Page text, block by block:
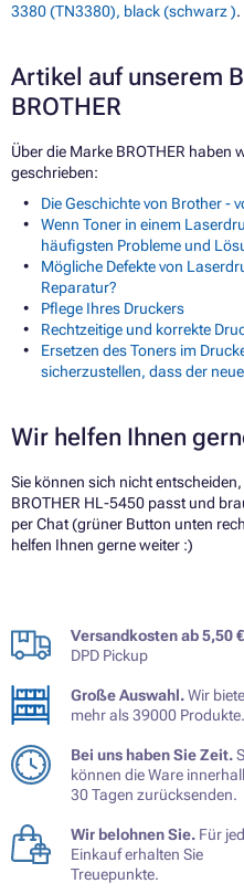
3380 (TN3380), black (schwarz ).
Artikel auf unserem
BROTHER
Über die Marke BROTHER haben
geschrieben:
Die Geschichte von Brother -
Wenn Toner in einem
häufigsten Probleme und
Mögliche Defekte von
Reparatur?
Pflege Ihres Druckers
Rechtzeitige und korrekte
Ersetzen des Toners im
sicherzustellen, dass der
Wir helfen Ihnen
Sie können sich nicht
BROTHER HL-5450 passt und
per Chat (grüner Button unten
helfen Ihnen gerne weiter :)
Versandkosten ab 5,50 €
DPD Pickup
Große Auswahl.Wir
mehr als 39000 Produkte.
Bei uns haben Sie Zeit.
können die Ware
30 Tagen zurücksenden.
Wir belohnen Sie. Für
Einkauf erhalten Sie
Treuepunkte.